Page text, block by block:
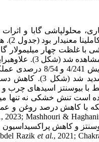
پاشی
با غلظت چهار میلی­مولار
در تیمار تنش شدید
گابا در شرایط عدم تنش
عدم مصرف گابا در
با بیوسنتز اسیدهای
است تنش خشکی نه تنها
با کاهش درصد روغن و
و کاهش
et al., 2021;